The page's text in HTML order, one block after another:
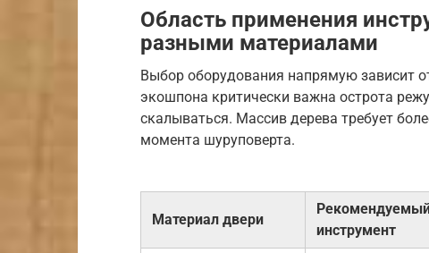
Область применения
разными материалами
Выбор оборудования напрямую зависит
экошпона критически важна острота
скалываться. Массив дерева требует
момента шуруповерта.
Материал двери
инструмент